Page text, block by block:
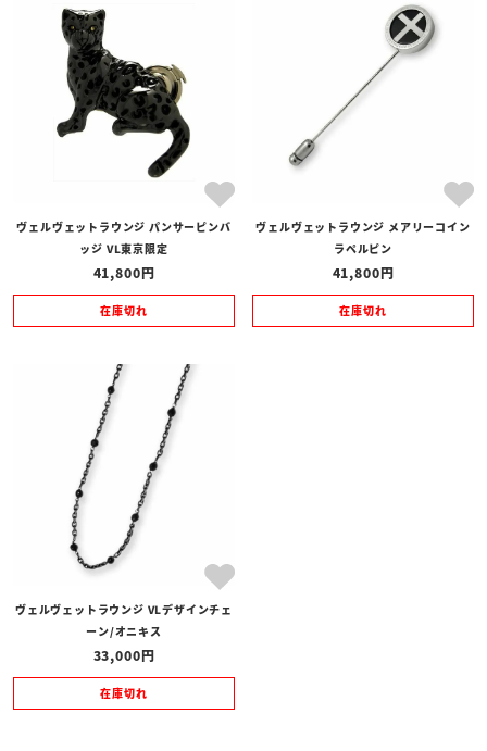
ヴェルヴェットラウンジ パンサーピンバ
ッジ VL東京限定
41,800
在庫切れ
ヴェルヴェットラウンジ メアリーコイン
ラペルピン
41,800
在庫切れ
ヴェルヴェットラウンジ VLデザインチェ
ーン/オニキス
33,000
在庫切れ